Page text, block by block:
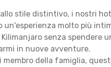
stile distintivo, i nostri
molto più
senza
in nuove avventure.
della famiglia,